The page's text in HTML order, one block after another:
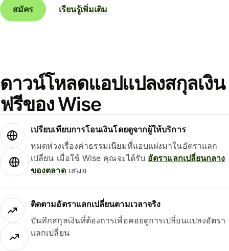
สมัคร เรียนรู้เพิ่มเติม
ดาวน์โหลดแอปแปลงสกุลเงิน
ฟรีของ Wise
เปรียบเทียบการโอนเงินโดยดูจากผู้ให้บริการ
หมดห่วงเรื่องค่าธรรมเนียมที่แอบแฝงมาในอัตราแลก
เปลี่ยน เมื่อใช้ Wise คุณจะได้รับ อัตราแลกเปลี่ยนกลาง
ของตลาดเสมอ
ติดตามอัตราแลกเปลี่ยนตามเวลาจริง
บันทึกสกุลเงินที่ต้องการเพื่อคอยดูการเปลี่ยนแปลงอัตรา
แลกเปลี่ยน